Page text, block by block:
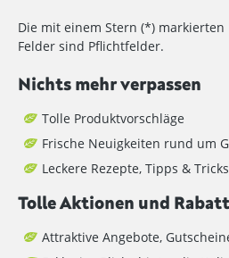
Die mit einem Stern (*) markierten
Felder sind Pflichtfelder.
Nichts mehr verpassen
Tolle Produktvorschläge
Frische Neuigkeiten rund um
Leckere Rezepte, Tipps & Tricks
Tolle Aktionen und
Attraktive Angebote,